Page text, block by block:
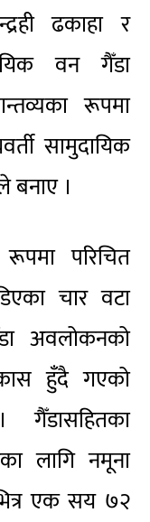
ढकाहा र
वन गैँडा
रूपमा
सामुदायिक
बनाए ।
रूपमा परिचित
चार वटा
अवलोकनको
हुँदै गएको
लागि नमूना
एक सय ७२